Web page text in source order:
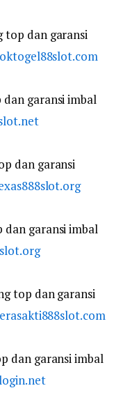
dan garansi
garansi imbal
dan garansi
garansi imbal
top dan garansi
dan garansi imbal